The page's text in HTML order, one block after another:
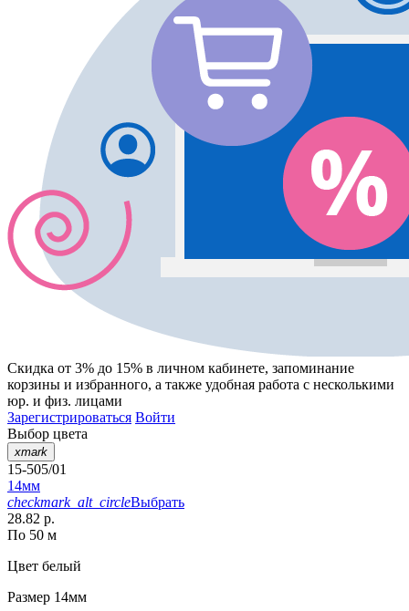
Скидка от 3% до 15% в личном кабинете, запоминание
корзины и избранного, а также удобная работа с несколькими
юр. и физ. лицами
Зарегистрироваться Войти
Выбор цвета
xmark
15-505/01
14мм
checkmark_alt_circleВыбрать
28.82 р.
По 50 м
Цвет белый
Размер 14мм